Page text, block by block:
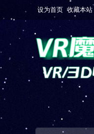
设为首页 收藏本站